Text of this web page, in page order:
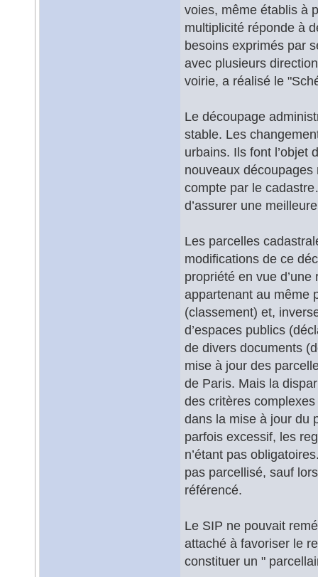
voies, même établis à
multiplicité réponde à
besoins exprimés par
avec plusieurs
voirie, a réalisé le
Le découpage
stable. Les
urbains. Ils font l’objet
nouveaux
compte par le
d’assurer une
Les parcelles
modifications de ce
propriété en vue
appartenant au même
(classement) et,
d’espaces publics
de divers documents
mise à jour des
de Paris. Mais la
des critères
dans la mise à jour du
parfois excessif, les
n’étant pas
pas parcellisé, sauf
référencé.
Le SIP ne pouvait
attaché à favoriser le
constituer un "